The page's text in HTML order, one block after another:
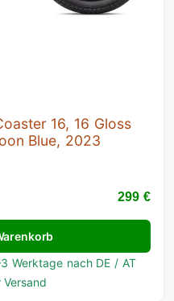
16, 16 Gloss
Blue, 2023
299 €
Werktage nach DE / AT
Versand